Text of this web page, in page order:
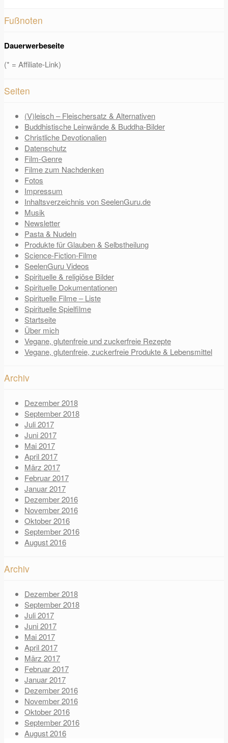
Fußnoten
Dauerwerbeseite
(* = Affiliate-Link)
Seiten
(V)leisch – Fleischersatz & Alternativen
Buddhistische Leinwände & Buddha-Bilder
Christliche Devotionalien
Datenschutz
Film-Genre
Filme zum Nachdenken
Fotos
Impressum
Inhaltsverzeichnis von SeelenGuru.de
Musik
Newsletter
Pasta & Nudeln
Produkte für Glauben & Selbstheilung
Science-Fiction-Filme
SeelenGuru Videos
Spirituelle & religiöse Bilder
Spirituelle Dokumentationen
Spirituelle Filme – Liste
Spirituelle Spielfilme
Startseite
Über mich
Vegane, glutenfreie und zuckerfreie Rezepte
Vegane, glutenfreie, zuckerfreie Produkte & Lebensmittel
Archiv
Dezember 2018
September 2018
Juli 2017
Juni 2017
Mai 2017
April 2017
März 2017
Februar 2017
Januar 2017
Dezember 2016
November 2016
Oktober 2016
September 2016
August 2016
Archiv
Dezember 2018
September 2018
Juli 2017
Juni 2017
Mai 2017
April 2017
März 2017
Februar 2017
Januar 2017
Dezember 2016
November 2016
Oktober 2016
September 2016
August 2016